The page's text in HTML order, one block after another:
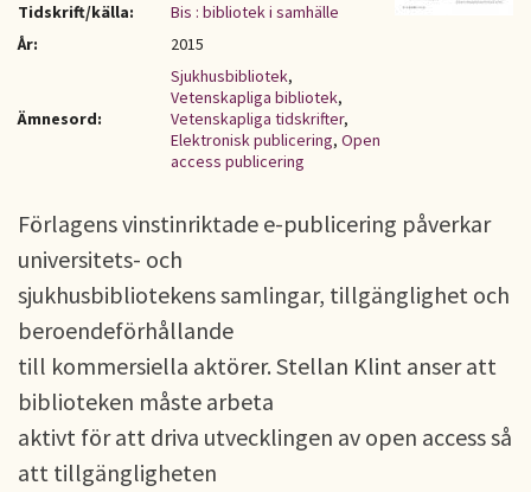
Tidskrift/källa:
Bis : bibliotek i samhälle
År:
2015
Ämnesord:
Sjukhusbibliotek,
Vetenskapliga bibliotek,
Vetenskapliga tidskrifter,
Elektronisk publicering, Open
access publicering
Förlagens vinstinriktade e-publicering påverkar
universitets- och
sjukhusbibliotekens samlingar, tillgänglighet och
beroendeförhållande
till kommersiella aktörer. Stellan Klint anser att
biblioteken måste arbeta
aktivt för att driva utvecklingen av open access så
att tillgängligheten